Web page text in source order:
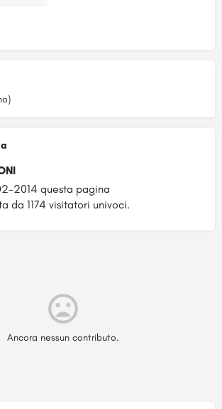
2014 questa pagina
da 1174 visitatori univoci.
Ancora nessun contributo.